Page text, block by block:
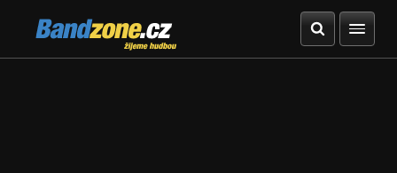
Bandzone.cz
žijeme hudbou